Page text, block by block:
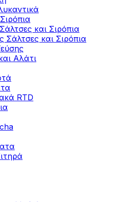
και Σιρόπια
Σάλτσες και Σιρόπια
Αλάτι
RTD